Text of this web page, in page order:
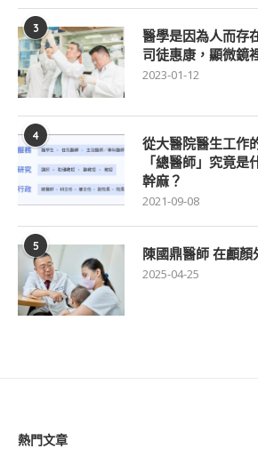
3
醫學是因為人而存
司徒惠康，顯微鏡
2023-01-12
4
從大醫院醫生工作
「總醫師」究竟
幹麻？
2021-09-08
5 陳國鼎醫師 在顱顏
2025-04-25
熱門文章